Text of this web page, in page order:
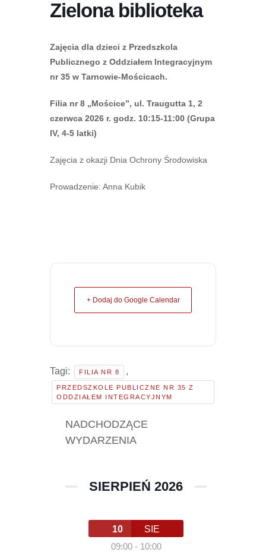
Zielona biblioteka
Zajęcia dla dzieci z Przedszkola
Publicznego z Oddziałem Integracyjnym
nr 35 w Tarnowie-Mościcach.
Filia nr 8 „Mościce”, ul. Traugutta 1, 2
czerwca 2026 r. godz. 10:15-11:00 (Grupa
IV, 4-5 latki)
Zajęcia z okazji Dnia Ochrony Środowiska
Prowadzenie: Anna Kubik
+ Dodaj do Google Calendar
Tagi: FILIA NR 8 ,
PRZEDSZKOLE PUBLICZNE NR 35 Z
ODDZIAŁEM INTEGRACYJNYM
NADCHODZĄCE
WYDARZENIA
SIERPIEŃ 2026
10
SIE
09:00- 10:00